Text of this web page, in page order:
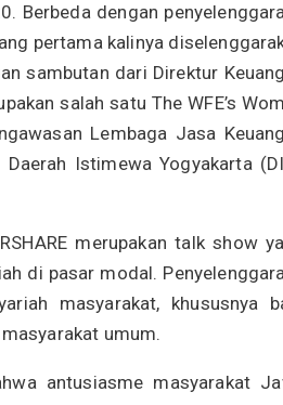
Berbeda dengan
pertama kalinya
sambutan dari Direktur
salah satu The WFE’s
Lembaga Jasa
Istimewa Yogyakarta
merupakan talk show
di pasar modal.
masyarakat, khususnya
umum.
antusiasme masyarakat